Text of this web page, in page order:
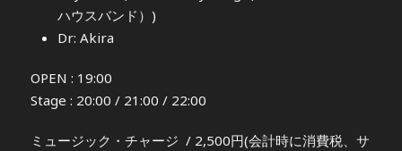
ハウスバンド）)
Dr: Akira
OPEN : 19:00
Stage : 20:00 / 21:00 / 22:00
ミュージック・チャージ / 2,500円(会計時に消費税、サ